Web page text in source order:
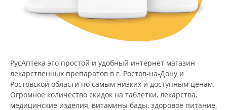
РусАптека это простой и удобный интернет магазин
лекарственных препаратов в г. Ростов-на-Дону и
Ростовской области по самым низких и доступным ценам.
Огромное количество скидок на таблетки, лекарства,
медицинские изделия, витамины бады, здоровое питание,